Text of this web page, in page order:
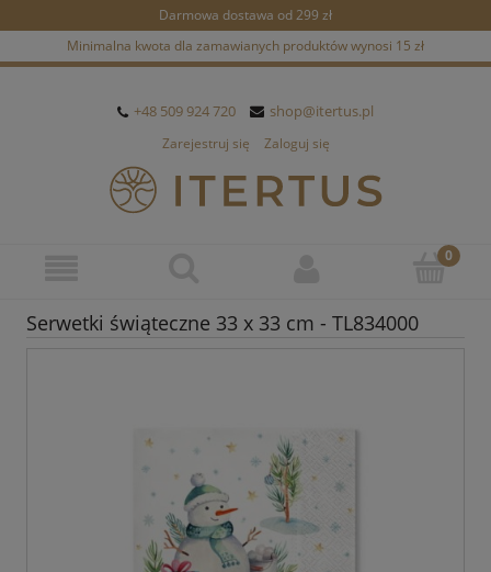
Darmowa dostawa od 299 zł
Minimalna kwota dla zamawianych produktów wynosi 15 zł
+48 509 924 720 shop@itertus.pl
Zarejestruj się Zaloguj się
Serwetki świąteczne 33 x 33 cm - TL834000